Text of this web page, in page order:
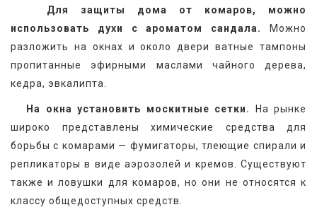
Для защиты дома от комаров, можно
использовать духи с ароматом сандала.
Можно
разложить на окнах и около двери ватные тампоны
пропитанные эфирными маслами чайного дерева,
кедра, эвкалипта.
На окна установить москитные сетки.
На рынке
широко представлены химические средства для
борьбы с комарами — фумигаторы, тлеющие спирали и
репликаторы в виде аэрозолей и кремов. Существуют
также и ловушки для комаров, но они не относятся к
классу общедоступных средств.